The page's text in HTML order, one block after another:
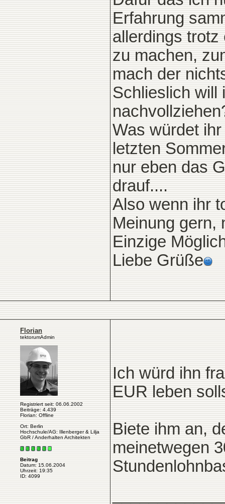
Erfahrung
allerdings trotz
zu machen,
mach der
Schlieslich will
Was würdet
letzten
nur eben das
drauf....
Also wenn ihr
Meinung gern,
Einzige
Liebe Grüße
Florian
tektorumAdmin
Registriert seit: 06.06.2002
Beiträge: 4.439
Florian: Offline
Ort: Berlin
Hochschule/AG: Illenberger & Lilja
GbR / Anderhalten Architekten
Beitrag
Datum: 15.06.2004
Uhrzeit: 19:35
ID: 4099
Ich würd ihn
EUR leben
Biete ihm an,
meinetwegen